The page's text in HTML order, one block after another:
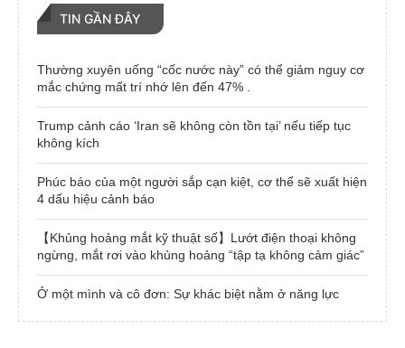
TIN GẦN ĐÂY
Thường xuyên uống “cốc nước này” có thể giảm nguy cơ
mắc chứng mất trí nhớ lên đến 47% .
Trump cảnh cáo ‘Iran sẽ không còn tồn tại’ nếu tiếp tục
không kích
Phúc báo của một người sắp cạn kiệt, cơ thể sẽ xuất hiện
4 dấu hiệu cảnh báo
【Khủng hoảng mắt kỹ thuật số】Lướt điện thoại không
ngừng, mắt rơi vào khủng hoảng “tập tạ không cảm giác”
Ở một mình và cô đơn: Sự khác biệt nằm ở năng lực